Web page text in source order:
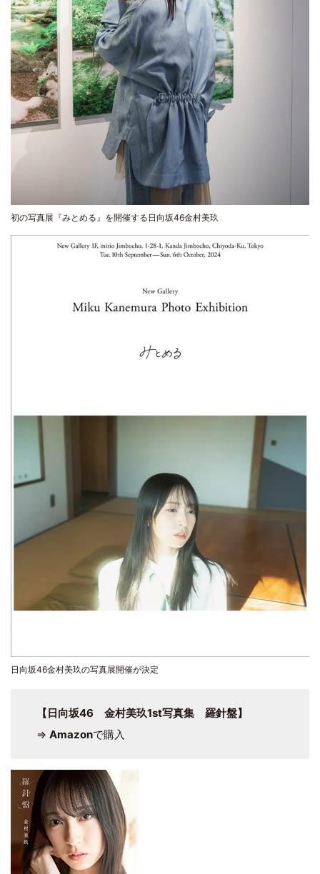
初の写真展『みとめる』を開催する日向坂46金村美玖
日向坂46金村美玖の写真展開催が決定
【日向坂46 金村美玖1st写真集 羅針盤】
⇒ Amazonで購入